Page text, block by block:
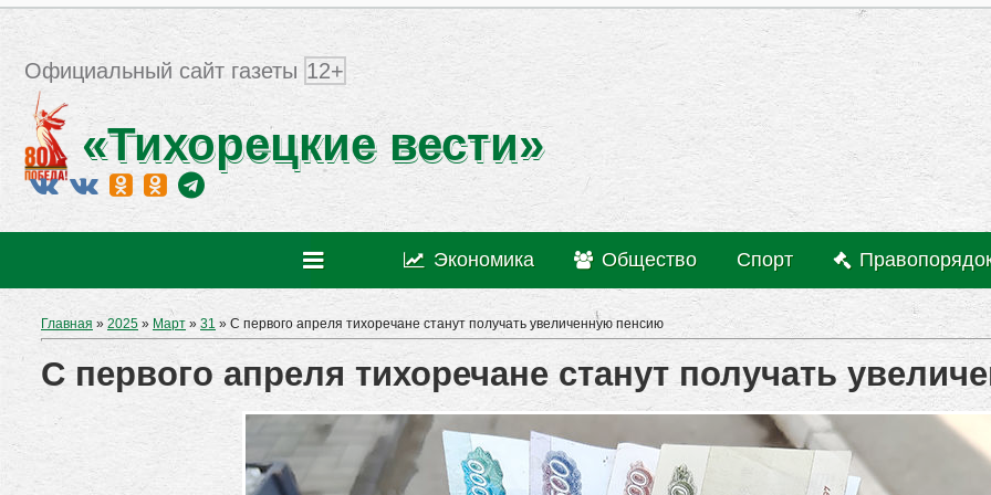
Официальный сайт газеты 12+
«Тихорецкие вести»
Экономика Общество Спорт
Главная »2025 » Март » 31 » С первого апреля тихоречане станут получать увеличенную пенсию
С первого апреля тихоречане станут получать